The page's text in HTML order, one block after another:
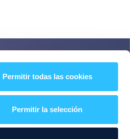
Permitir todas las cookies
Permitir la selección